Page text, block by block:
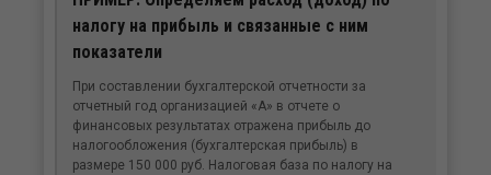
налогу на прибыль и связанные с ним
показатели
При составлении бухгалтерской отчетности за
отчетный год организацией «А» в отчете о
финансовых результатах отражена прибыль до
налогообложения (бухгалтерская прибыль) в
размере 150 000 руб. Налоговая база по налогу на